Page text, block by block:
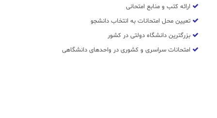
ارائه کتب و منابع امتحانی
تعیین محل امتحانات به انتخاب دانشجو
بزرگترین دانشگاه دولتی در کشور
امتحانات سراسری و کشوری در واحدهای دانشگاهی